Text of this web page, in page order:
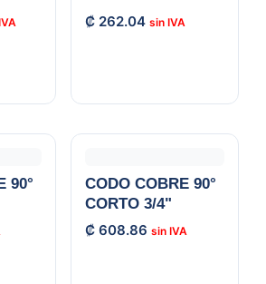
₡ 262.04
90°
CODO COBRE 90°
CORTO 3/4"
₡ 608.86